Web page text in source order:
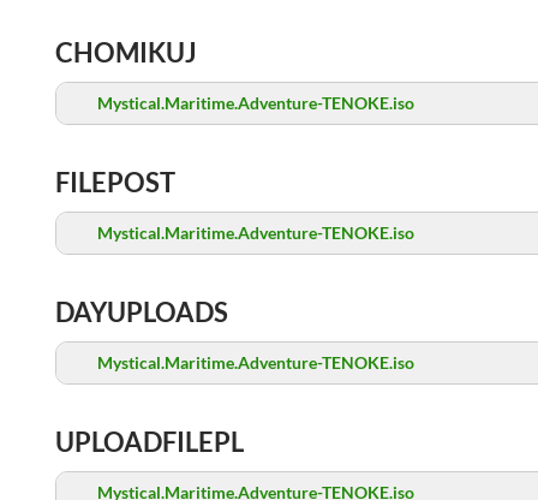
CHOMIKUJ
Mystical.Maritime.Adventure-TENOKE.iso
FILEPOST
Mystical.Maritime.Adventure-TENOKE.iso
DAYUPLOADS
Mystical.Maritime.Adventure-TENOKE.iso
UPLOADFILEPL
Mystical.Maritime.Adventure-TENOKE.iso